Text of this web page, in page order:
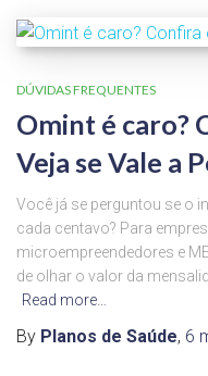
DÚVIDAS FREQUENTES
Omint é caro?
Veja se Vale a
Você já se perguntou se o
cada centavo? Para
microempreendedores e
de olhar o valor da
Read more…
By Planos de Saúde, 6